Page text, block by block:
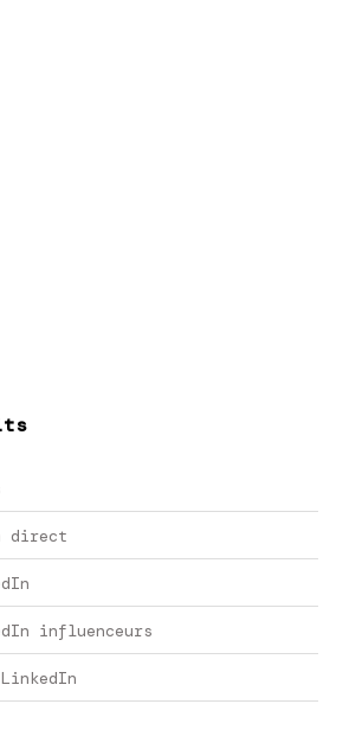
direct
influenceurs